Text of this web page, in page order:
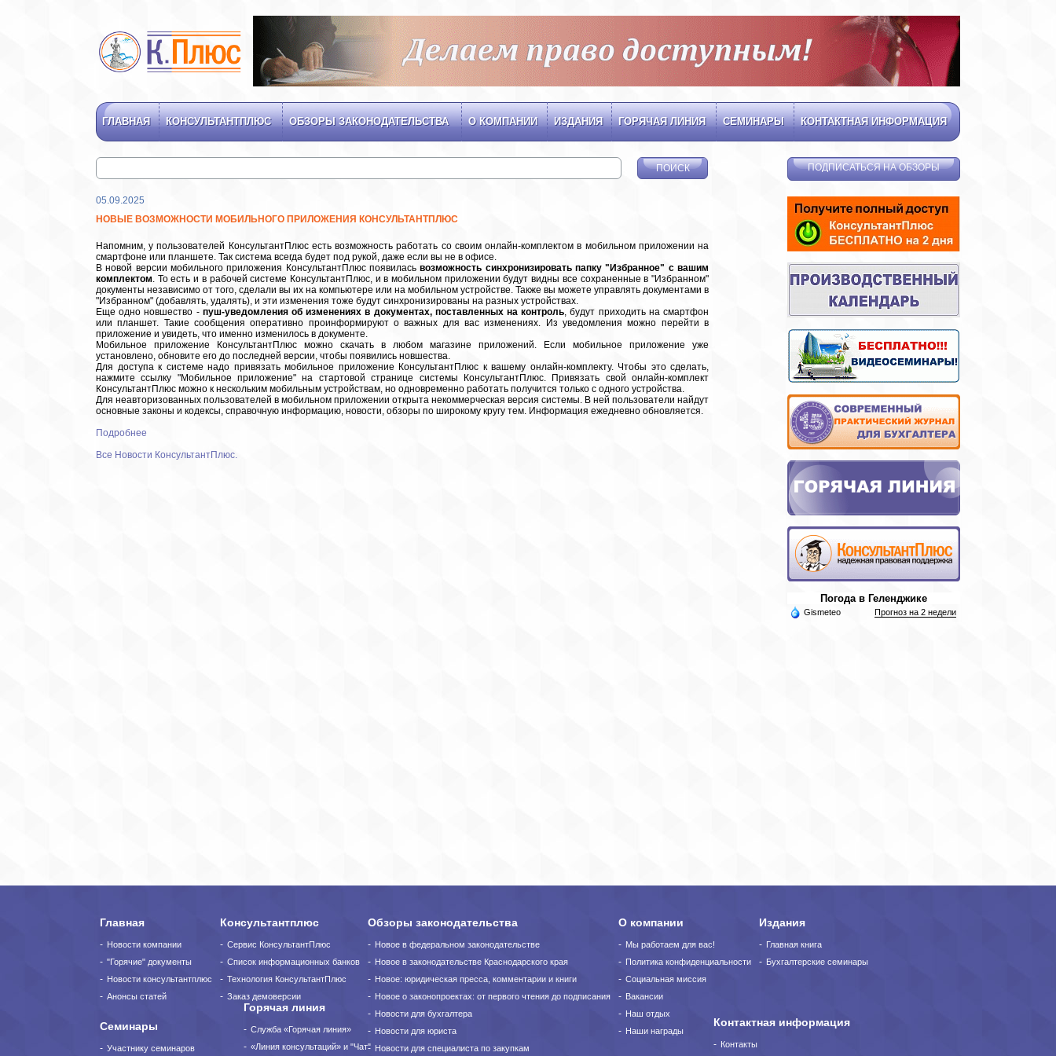
ГЛАВНАЯ КОНСУЛЬТАНТПЛЮС ОБЗОРЫ ЗАКОНОДАТЕЛЬСТВА О КОМПАНИИ ИЗДАНИЯ ГОРЯЧАЯ ЛИНИЯ СЕМИНАРЫ КОНТАКТНАЯ ИНФОРМАЦИЯ
05.09.2025
НОВЫЕ ВОЗМОЖНОСТИ МОБИЛЬНОГО ПРИЛОЖЕНИЯ КОНСУЛЬТАНТПЛЮС
Напомним, у пользователей КонсультантПлюс есть возможность работать со своим онлайн-комплектом в мобильном приложении на
смартфоне или планшете. Так система всегда будет под рукой, даже если вы не в офисе.
В новой версии мобильного приложения КонсультантПлюс появиласьвозможность синхронизировать папку "Избранное" с вашим
комплектом. То есть и в рабочей системе КонсультантПлюс, и в мобильном приложении будут видны все сохраненные в "Избранном"
документы независимо от того, сделали вы их на компьютере или на мобильном устройстве. Также вы можете управлять документами в
"Избранном" (добавлять, удалять), и эти изменения тоже будут синхронизированы на разных устройствах.
Еще одно новшество - пуш-уведомления об изменениях в документах, поставленных на контроль, будут приходить на смартфон
или планшет. Такие сообщения оперативно проинформируют о важных для вас изменениях. Из уведомления можно перейти в
приложение и увидеть, что именно изменилось в документе.
Мобильное приложение КонсультантПлюс можно скачать в любом магазине приложений. Если мобильное приложение уже
установлено, обновите его до последней версии, чтобы появились новшества.
Для доступа к системе надо привязать мобильное приложение КонсультантПлюс к вашему онлайн-комплекту. Чтобы это сделать,
нажмите ссылку "Мобильное приложение" на стартовой странице системы КонсультантПлюс. Привязать свой онлайн-комплект
КонсультантПлюс можно к нескольким мобильным устройствам, но одновременно работать получится только с одного устройства.
Для неавторизованных пользователей в мобильном приложении открыта некоммерческая версия системы. В ней пользователи найдут
основные законы и кодексы, справочную информацию, новости, обзоры по широкому кругу тем. Информация ежедневно обновляется.
Подробнее
Все Новости КонсультантПлюс.
ПОДПИСАТЬСЯ НА ОБЗОРЫ
Погода в Геленджике
Gismeteo Прогноз на 2 недели
Главная
Новости компании
"Горячие" документы
Новости консультантплюс
Анонсы статей
Консультантплюс
Сервис КонсультантПлюс
Список информационных банков
Технология КонсультантПлюс
Заказ демоверсии
Обзоры законодательства
Новое в федеральном законодательстве
Новое в законодательстве Краснодарского края
Новое: юридическая пресса, комментарии и книги
Новое о законопроектах: от первого чтения до подписания
Новости для бухгалтера
Новости для юриста
Новости для специалиста по закупкам
О компании
Мы работаем для вас!
Политика конфиденциальности
Социальная миссия
Вакансии
Наш отдых
Наши награды
Издания
Главная книга
Бухгалтерские семинары
Горячая линия
Служба «Горячая линия»
«Линия консультаций» и "Чат"
Семинары
Участнику семинаров
Контактная информация
Контакты